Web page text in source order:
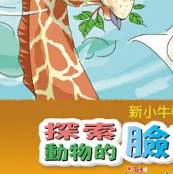
女裝 男裝
日本購物 電子/紙本書